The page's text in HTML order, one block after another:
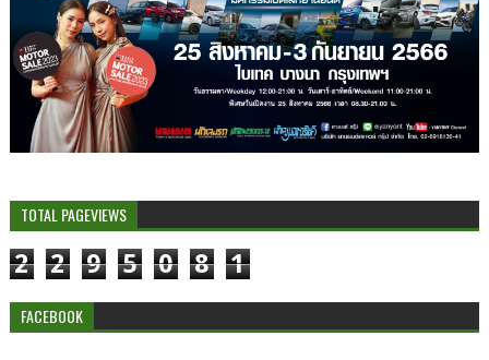
TOTAL PAGEVIEWS
2 2 9 5 0 8 1
FACEBOOK